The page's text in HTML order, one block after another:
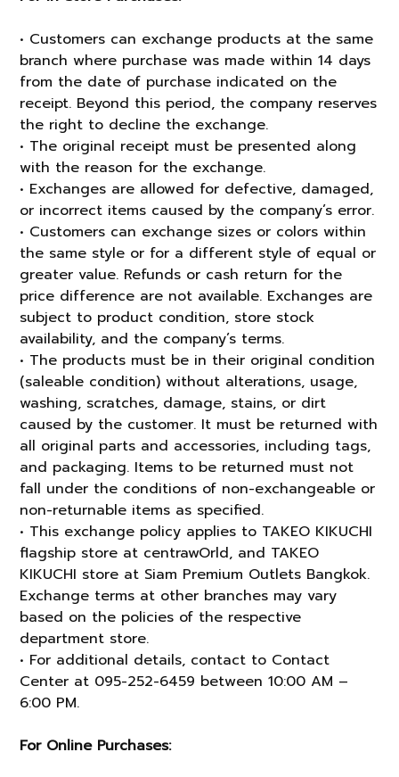
• Customers can exchange products at the same
branch where purchase was made within 14 days
from the date of purchase indicated on the
receipt. Beyond this period, the company reserves
the right to decline the exchange.
• The original receipt must be presented along
with the reason for the exchange.
• Exchanges are allowed for defective, damaged,
or incorrect items caused by the company’s error.
• Customers can exchange sizes or colors within
the same style or for a different style of equal or
greater value. Refunds or cash return for the
price difference are not available. Exchanges are
subject to product condition, store stock
availability, and the company’s terms.
• The products must be in their original condition
(saleable condition) without alterations, usage,
washing, scratches, damage, stains, or dirt
caused by the customer. It must be returned with
all original parts and accessories, including tags,
and packaging. Items to be returned must not
fall under the conditions of non-exchangeable or
non-returnable items as specified.
• This exchange policy applies to TAKEO KIKUCHI
flagship store at centrawOrld, and TAKEO
KIKUCHI store at Siam Premium Outlets Bangkok.
Exchange terms at other branches may vary
based on the policies of the respective
department store.
• For additional details, contact to Contact
Center at 095-252-6459 between 10:00 AM –
6:00 PM.
For Online Purchases: